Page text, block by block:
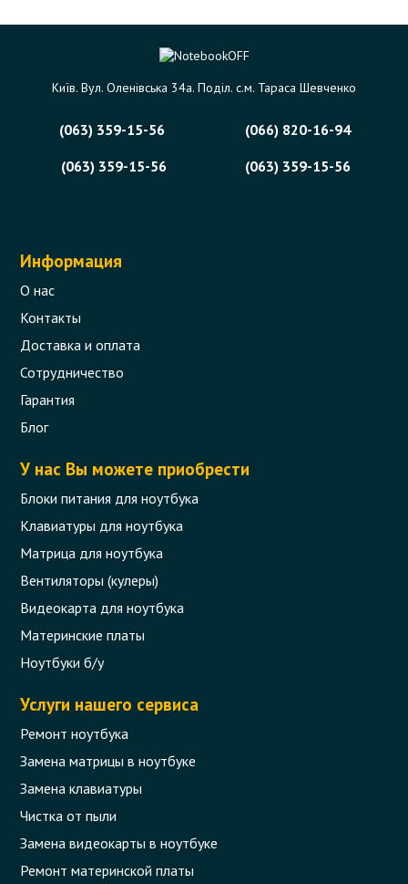
Київ. Вул. Оленівська 34а. Поділ. с.м. Тараса Шевченко
(063) 359-15-56
(066) 820-16-94
(063) 359-15-56
(063) 359-15-56
Информация
О нас
Контакты
Доставка и оплата
Сотрудничество
Гарантия
Блог
У нас Вы можете приобрести
Блоки питания для ноутбука
Клавиатуры для ноутбука
Матрица для ноутбука
Вентиляторы (кулеры)
Видеокарта для ноутбука
Материнские платы
Ноутбуки б/у
Услуги нашего сервиса
Ремонт ноутбука
Замена матрицы в ноутбуке
Замена клавиатуры
Чистка от пыли
Замена видеокарты в ноутбуке
Ремонт материнской платы